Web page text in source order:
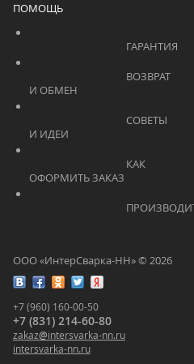
ООО «ИнтерСварка-НН» © 2026
+7 (960) 160-00-50
+7 (831) 214-60-80
zakaz@intersvarka-nn.ru
intersvarka-nn.ru
ПОМОЩЬ